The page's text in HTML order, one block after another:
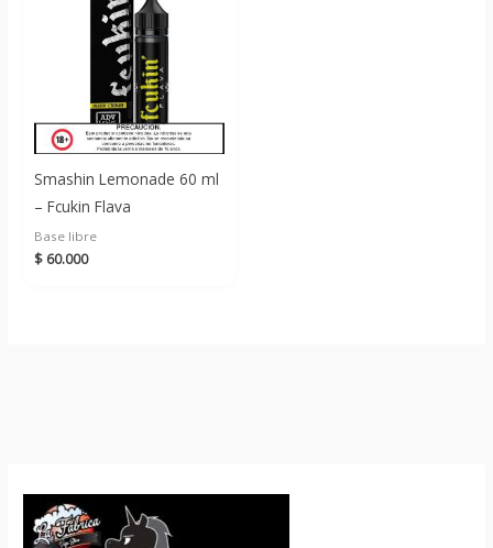
Smashin Lemonade 60 ml
– Fcukin Flava
Base libre
$ 60.000